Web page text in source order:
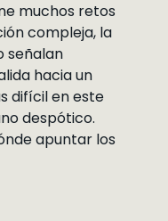
muchos retos
compleja, la
señalan
hacia un
difícil en este
despótico.
apuntar los